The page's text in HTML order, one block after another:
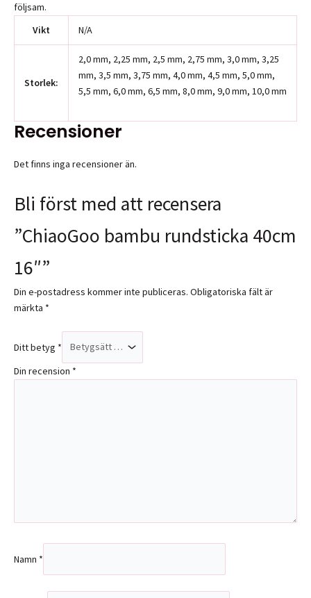
följsam.
Vikt
N/A
Storlek:
2,0 mm, 2,25 mm, 2,5 mm, 2,75 mm, 3,0 mm, 3,25
mm, 3,5 mm, 3,75 mm, 4,0 mm, 4,5 mm, 5,0 mm,
5,5 mm, 6,0 mm, 6,5 mm, 8,0 mm, 9,0 mm, 10,0 mm
Recensioner
Det finns inga recensioner än.
Bli först med att recensera
”ChiaoGoo bambu rundsticka 40cm
16″”
Din e-postadress kommer inte publiceras. Obligatoriska fält är
märkta *
Ditt betyg *
Din recension *
Namn *